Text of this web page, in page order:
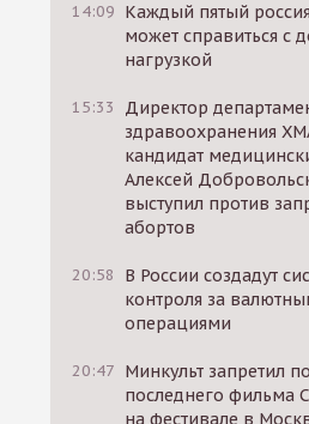
14:09 Каждый пятый
может справиться с
нагрузкой
15:33
Директор
здравоохранения
кандидат
Алексей
выступил против
абортов
20:58
В России создадут
контроля за
операциями
20:47 Минкульт запретил
последнего фильма
на фестивале в